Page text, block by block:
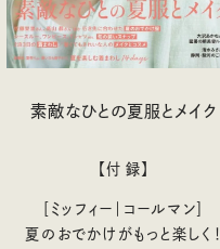
素敵なひとの夏服とメイク
【付 録】
［ミッフィー｜コールマン］
夏のおでかけがもっと楽しく！